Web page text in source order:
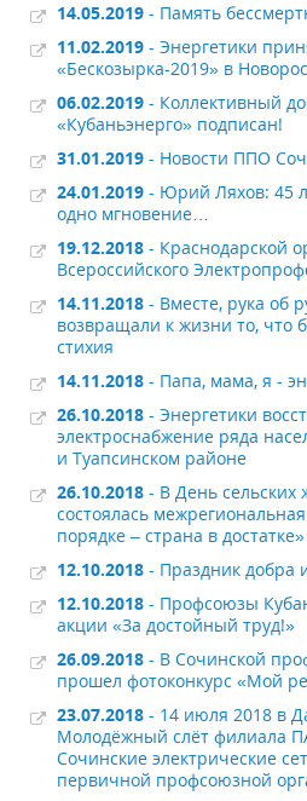
14.05.2019 - Память
11.02.2019 - Энергетики
«Бескозырка-2019» в
06.02.2019 - Коллективный
«Кубаньэнерго» подписан!
31.01.2019 - Новости ППО
24.01.2019 - Юрий Ляхов: 45
одно мгновение…
19.12.2018 - Краснодарской
Всероссийского
14.11.2018 - Вместе, рука об
возвращали к жизни то, что
стихия
14.11.2018 - Папа, мама, я -
26.10.2018 - Энергетики
электроснабжение ряда
и Туапсинском районе
26.10.2018 - В День
состоялась
порядке – страна в достатке»
12.10.2018 - Праздник добра
12.10.2018 - Профсоюзы
акции «За достойный труд!»
26.09.2018 - В Сочинской
прошел фотоконкурс «Мой
23.07.2018 - 14 июля 2018 в
Молодёжный слёт филиала
Сочинские электрические
первичной профсоюзной